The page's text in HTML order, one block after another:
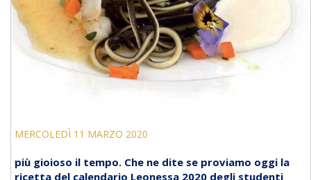
MERCOLEDÌ 11 MARZO 2020
più gioioso il tempo. Che ne dite se proviamo oggi la
ricetta del calendario Leonessa 2020 degli studenti